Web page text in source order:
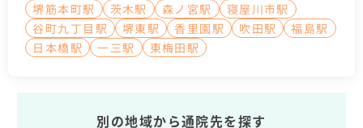
堺筋本町駅
茨木駅 森ノ宮駅
寝屋川市駅
谷町九丁目駅
堺東駅 香里園駅 吹田駅
福島駅
日本橋駅
一三駅 東梅田駅
別の地域から通院先を探す